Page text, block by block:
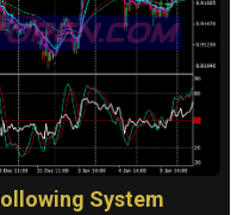
System